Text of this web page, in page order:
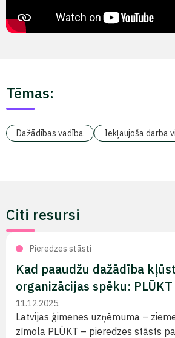
Tēmas:
Dažādības vadība Iekļaujoša darba
Citi resursi
Pieredzes stāsti
Kad paaudžu dažādība
organizācijas spēku:
11.12.2025.
Latvijas ģimenes uzņēmuma –
zīmola PLŪKT – pieredzes stāsts